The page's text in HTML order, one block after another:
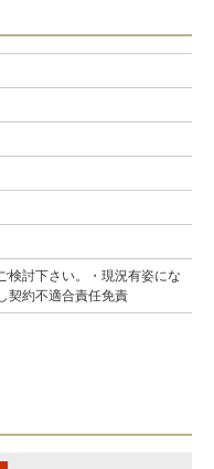
検討下さい。・現況有姿にな
契約不適合責任免責